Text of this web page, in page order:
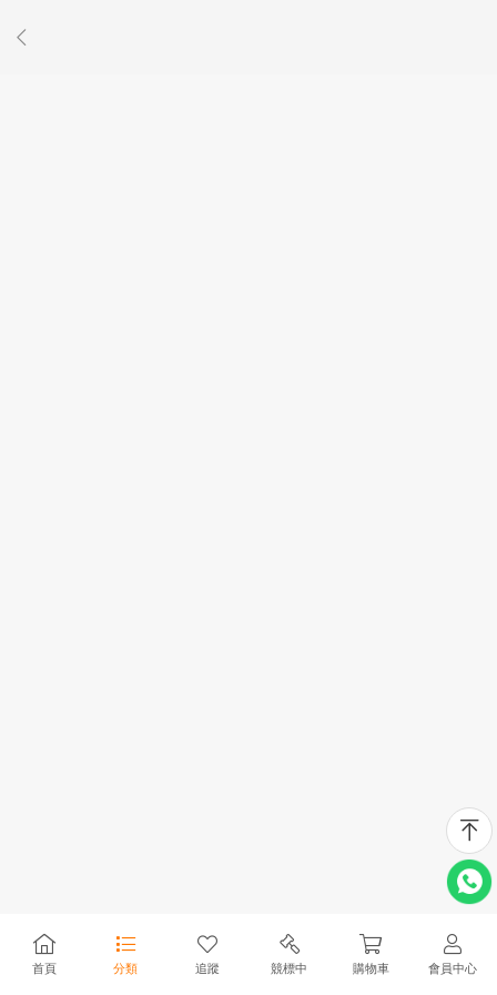
首頁 分類 追蹤 競標中 購物車 會員中心